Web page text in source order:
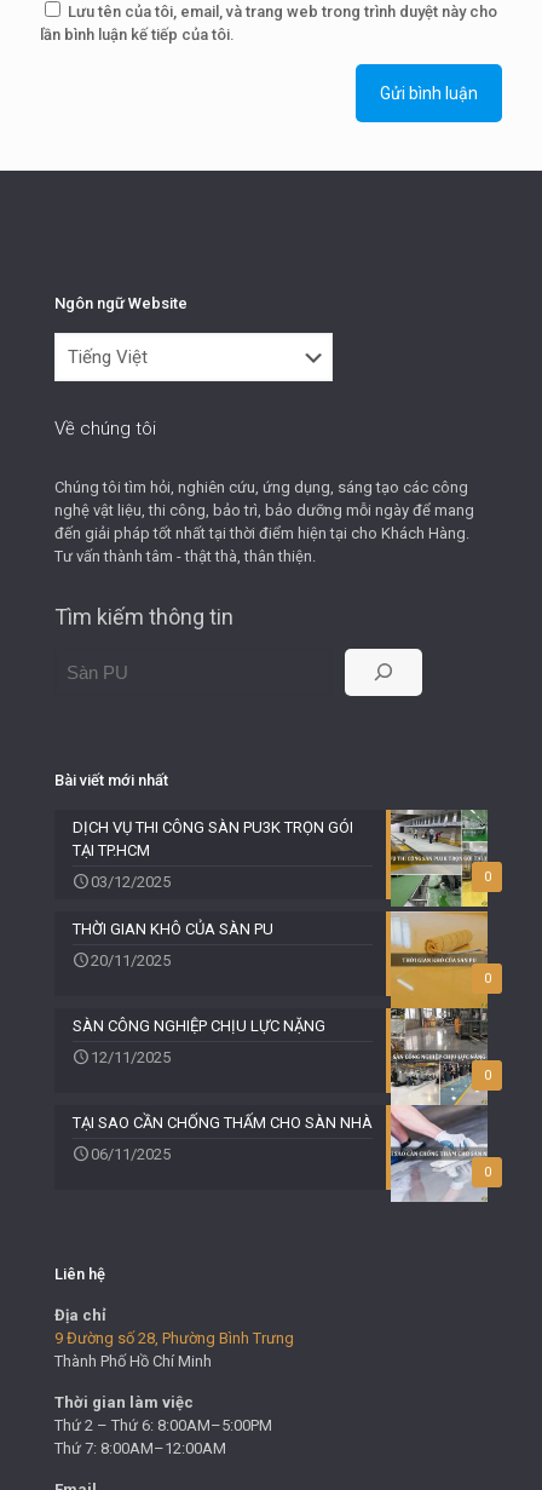
Lưu tên của tôi, email, và trang web trong trình duyệt này cho
lần bình luận kế tiếp của tôi.
Ngôn ngữ Website
ngữ
Về chúng tôi
Chúng tôi tìm hỏi, nghiên cứu, ứng dụng, sáng tạo các công
nghệ vật liệu, thi công, bảo trì, bảo dưỡng mỗi ngày để mang
đến giải pháp tốt nhất tại thời điểm hiện tại cho Khách Hàng.
Tư vấn thành tâm - thật thà, thân thiện.
Tìm kiếm thông tin
Bài viết mới nhất
0
DỊCH VỤ THI CÔNG SÀN PU3K TRỌN GÓI
TẠI TP.HCM
03/12/2025
0
THỜI GIAN KHÔ CỦA SÀN PU
20/11/2025
0
SÀN CÔNG NGHIỆP CHỊU LỰC NẶNG
12/11/2025
0
TẠI SAO CẦN CHỐNG THẤM CHO SÀN NHÀ
06/11/2025
Liên hệ
Địa chỉ
9 Đường số 28, Phường Bình Trưng
Thành Phố Hồ Chí Minh
Thời gian làm việc
Thứ 2 – Thứ 6: 8:00AM–5:00PM
Thứ 7: 8:00AM–12:00AM